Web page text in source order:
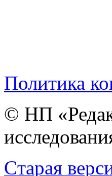
Политика
© НП
Cтарая